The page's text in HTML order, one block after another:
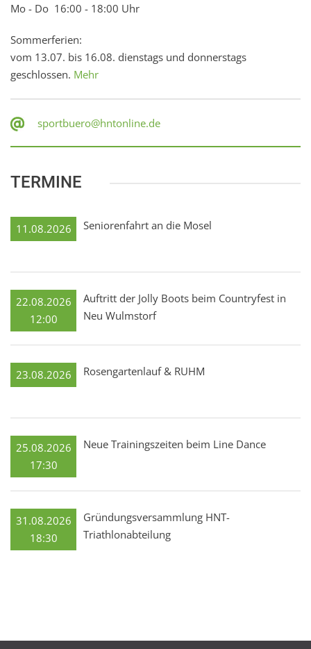
Mo - Do 16:00 - 18:00 Uhr
Sommerferien:
vom 13.07. bis 16.08. dienstags und donnerstags
geschlossen. Mehr
sportbuero@hntonline.de
TERMINE
11.08.2026 Seniorenfahrt an die Mosel
22.08.2026
12:00
Auftritt der Jolly Boots beim Countryfest in
Neu Wulmstorf
23.08.2026 Rosengartenlauf & RUHM
25.08.2026
17:30
Neue Trainingszeiten beim Line Dance
31.08.2026
18:30
Gründungsversammlung HNT-
Triathlonabteilung